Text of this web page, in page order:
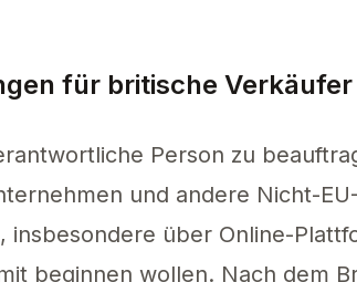
für britische Verkäufer
Person zu
und andere Nicht-
über Online-
beginnen wollen. Nach dem